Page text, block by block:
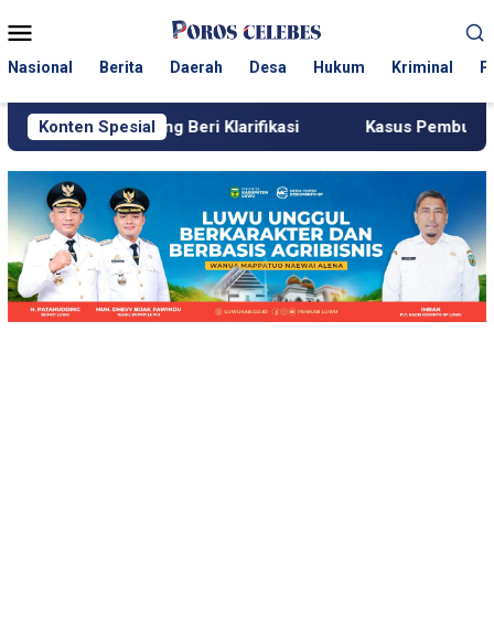
ke
Mobile
Nasional Berita Daerah Desa Hukum Kriminal
Konten Spesial
Beri Klarifikasi Kasus Pembunuhan Perempuan